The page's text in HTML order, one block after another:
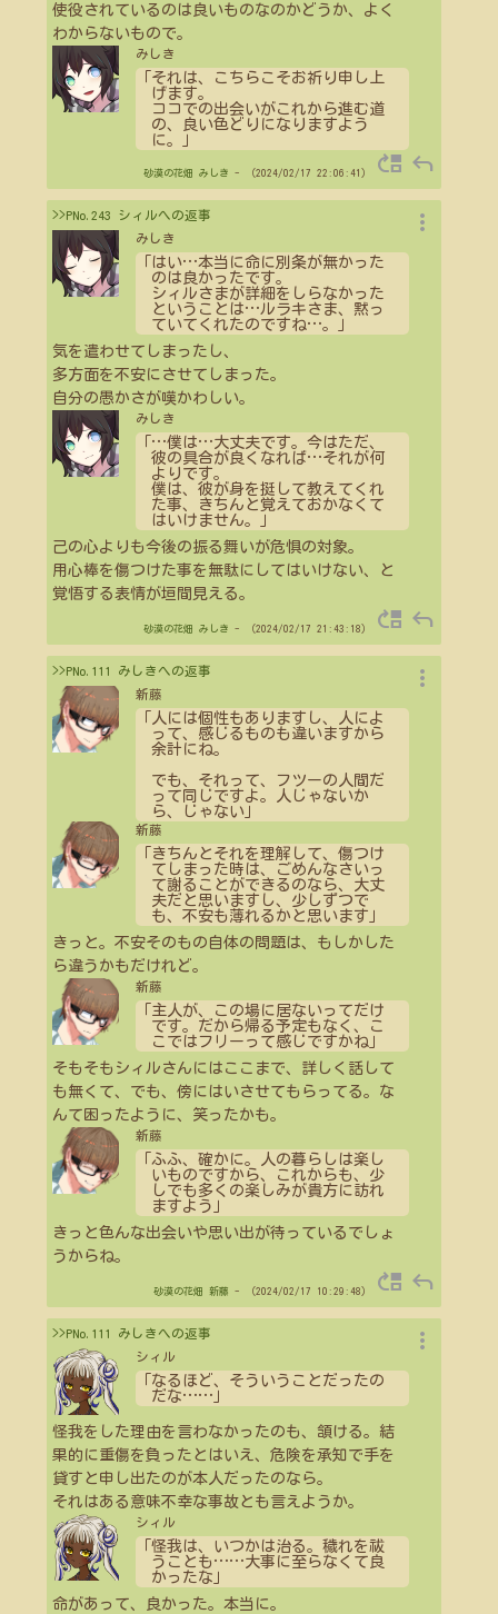
使役されているのは良いものなのかどうか、よく
わからないもので。
みしき
「それは、こちらこそお祈り申し上
げます。
ココでの出会いがこれから進む道
の、良い色どりになりますよう
に。」
砂漠の花畑 みしき - （2024/02/17 22:06:41） move_up reply
>>PNo.243 シィルへの返事
みしき
「はい…本当に命に別条が無かった
のは良かったです。
シィルさまが詳細をしらなかった
ということは…ルラキさま、黙っ
ていてくれたのですね…。」
気を遣わせてしまったし、
多方面を不安にさせてしまった。
自分の愚かさが嘆かわしい。
みしき
…僕は…大丈夫です。今はただ、
彼の具合が良くなれば…それが何
よりです。
僕は、彼が身を挺して教えてくれ
た事、きちんと覚えておかなくて
はいけません。」
己の心よりも今後の振る舞いが危惧の対象。
用心棒を傷つけた事を無駄にしてはいけない、と
覚悟する表情が垣間見える。
more_vert
砂漠の花畑 みしき - （2024/02/17 21:43:18） move_up reply
>>PNo.111 みしきへの返事
新藤
「人には個性もありますし、人によ
って、感じるものも違いますから
余計にね。
でも、それって、フツーの人間だ
って同じですよ。人じゃないか
ら、じゃない」
新藤
「きちんとそれを理解して、傷つけ
てしまった時は、ごめんなさいっ
て謝ることができるのなら、大丈
夫だと思いますし、少しずつで
も、不安も薄れるかと思います」
きっと。不安そのもの自体の問題は、もしかした
ら違うかもだけれど。
新藤
「主人が、この場に居ないってだけ
です。だから帰る予定もなく、こ
こではフリーって感じですかね」
そもそもシィルさんにはここまで、詳しく話して
も無くて、でも、傍にはいさせてもらってる。な
んて困ったように、笑ったかも。
新藤
「ふふ、確かに。人の暮らしは楽し
いものですから、これからも、少
しでも多くの楽しみが貴方に訪れ
ますよう」
きっと色んな出会いや思い出が待っているでしょ
うからね。
more_vert
砂漠の花畑 新藤 - （2024/02/17 10:29:48） move_up reply
>>PNo.111 みしきへの返事
シィル
「なるほど、そういうことだったの
だな……
怪我をした理由を言わなかったのも、頷ける。結
果的に重傷を負ったとはいえ、危険を承知で手を
貸すと申し出たのが本人だったのなら。
それはある意味不幸な事故とも言えようか。
シィル
「怪我は、いつかは治る。穢れを祓
うことも ……大事に至らなくて良
かったな」
命があって、良かった。本当に。
more_vert